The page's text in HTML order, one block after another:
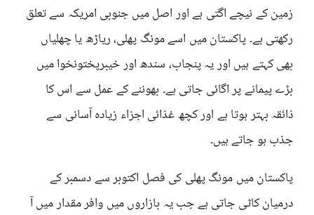
زمین کے نیچے اگتی ہے اور اصل میں جنوبی امریکہ سے تعلق
رکھتی ہے۔ پاکستان میں اسے مونگ پھلی، ریاڑھ یا چھلیاں
بھی کہتے ہیں اور یہ پنجاب، سندھ اور خیبرپختونخوا میں
بڑے پیمانے پر اگائی جاتی ہے۔ بھوننے کے عمل سے اس کا
ذائقہ بہتر ہوتا ہے اور کچھ غذائی اجزاء زیادہ آسانی سے
جذب ہو جاتے ہیں۔
پاکستان میں مونگ پھلی کی فصل اکتوبر سے دسمبر کے
درمیان کاٹی جاتی ہے جب یہ بازاروں میں وافر مقدار میں آ